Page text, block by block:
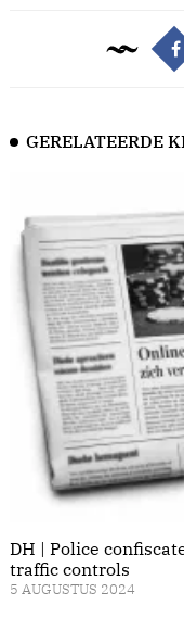
GERELATEERDE
DH | Police
traffic controls
5 AUGUSTUS 2024